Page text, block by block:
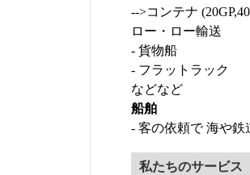
-->コンテナ
ロー・ロー輸送
- 貨物船
- フラットラック
などなど
船舶
- 客の依頼で 海や鉄
私たちのサービス